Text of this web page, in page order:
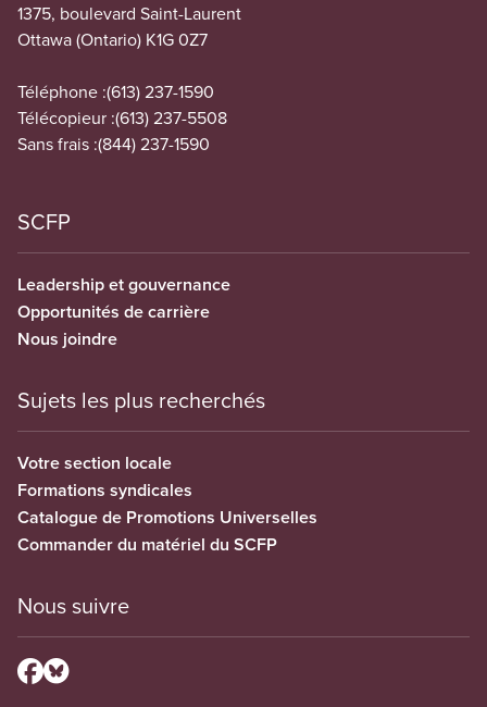
1375, boulevard Saint-Laurent
Ottawa (Ontario) K1G 0Z7
Téléphone :(613) 237-1590
Télécopieur :(613) 237-5508
Sans frais :(844) 237-1590
SCFP
Leadership et gouvernance
Opportunités de carrière
Nous joindre
Sujets les plus recherchés
Votre section locale
Formations syndicales
Catalogue de Promotions Universelles
Commander du matériel du SCFP
Nous suivre